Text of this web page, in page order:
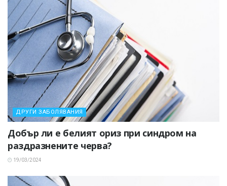
ДРУГИ ЗАБОЛЯВАНИЯ
Добър ли е белият ориз при синдром на
раздразнените черва?
19/03/2024